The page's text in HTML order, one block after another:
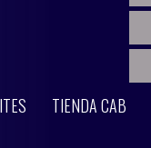
TIENDA CAB